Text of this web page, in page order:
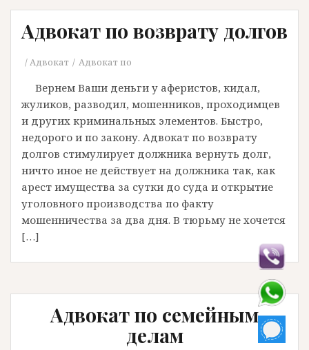
Адвокат по возврату долгов
Адвокат Адвокат по
Вернем Ваши деньги у аферистов, кидал,
жуликов, разводил, мошенников, проходимцев
и других криминальных элементов. Быстро,
недорого и по закону. Адвокат по возврату
долгов стимулирует должника вернуть долг,
ничто иное не действует на должника так, как
арест имущества за сутки до суда и открытие
уголовного производства по факту
мошенничества за два дня. В тюрьму не хочется
[…]
Адвокат по семейным
делам